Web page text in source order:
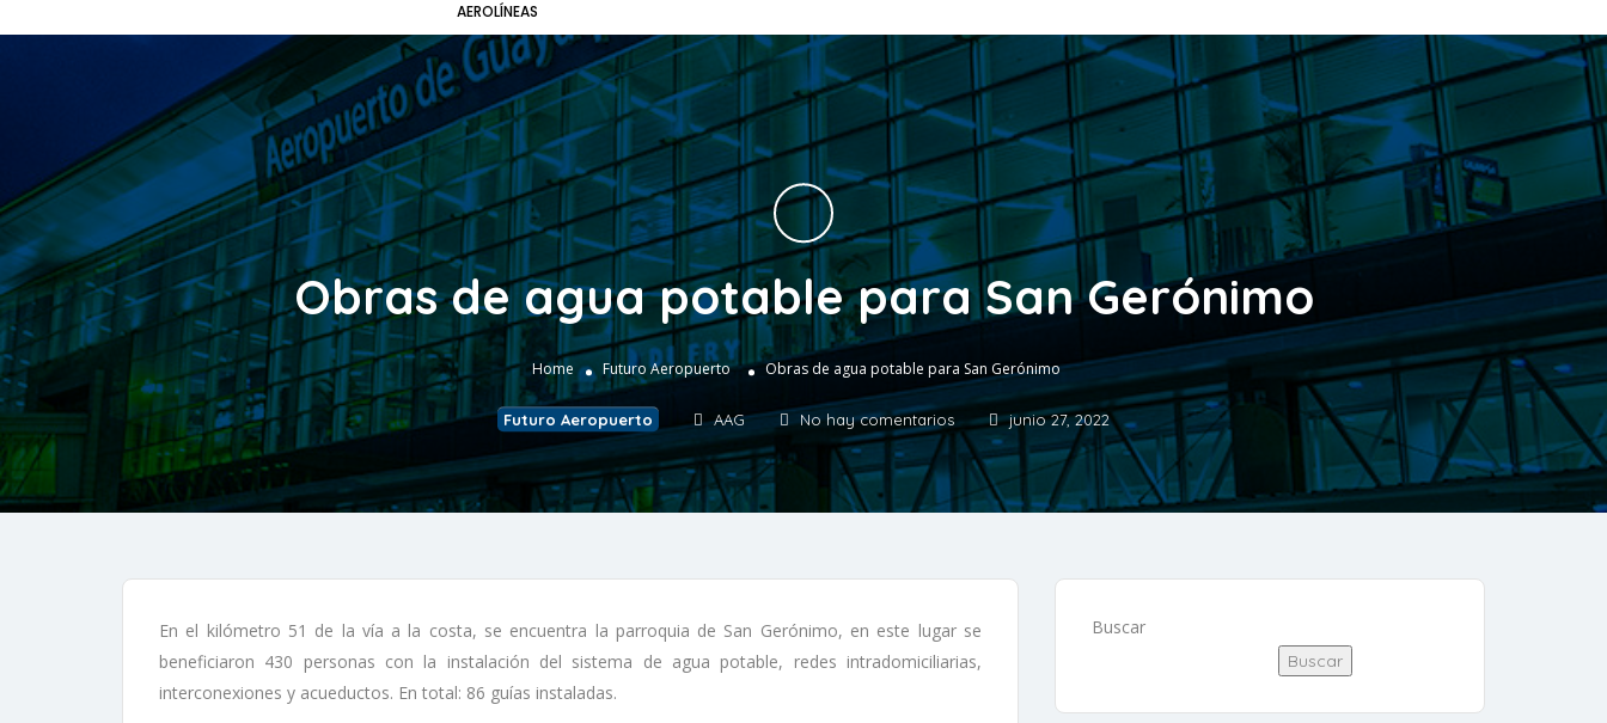
AEROLÍNEAS
Obras de agua potable para San Gerónimo
Home Futuro Aeropuerto Obras de agua potable para San Gerónimo
Futuro Aeropuerto AAG No hay comentarios junio 27, 2022
En el kilómetro 51 de la vía a la costa, se encuentra la parroquia de San Gerónimo, en este lugar se
beneficiaron 430 personas con la instalación del sistema de agua potable, redes intradomiciliarias,
interconexiones y acueductos. En total: 86 guías instaladas.
Buscar
Buscar